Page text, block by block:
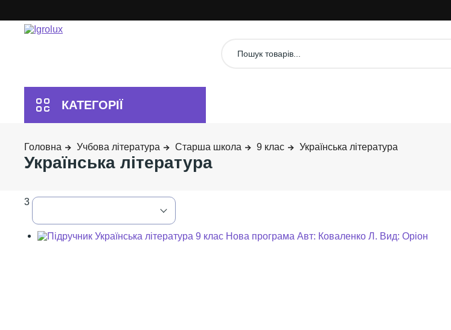
Учбова література Старша школа 9 клас Українська література
Українська література
3